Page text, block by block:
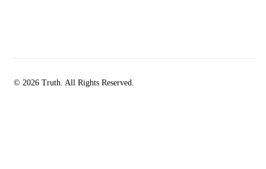
© 2026 Truth. All Rights Reserved.